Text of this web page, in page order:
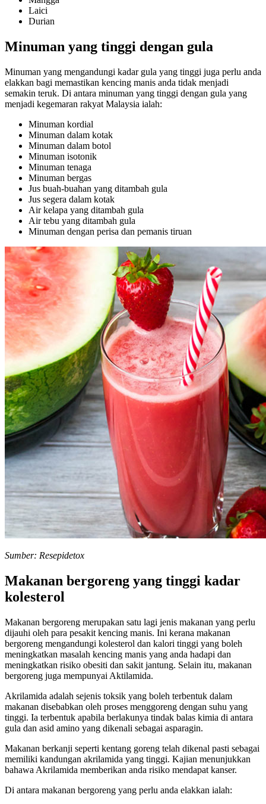
Laici
Durian
Minuman yang tinggi dengan gula
Minuman yang mengandungi kadar gula yang tinggi juga perlu anda
elakkan bagi memastikan kencing manis anda tidak menjadi
semakin teruk. Di antara minuman yang tinggi dengan gula yang
menjadi kegemaran rakyat Malaysia ialah:
Minuman kordial
Minuman dalam kotak
Minuman dalam botol
Minuman isotonik
Minuman tenaga
Minuman bergas
Jus buah-buahan yang ditambah gula
Jus segera dalam kotak
Air kelapa yang ditambah gula
Air tebu yang ditambah gula
Minuman dengan perisa dan pemanis tiruan
Sumber: Resepidetox
Makanan bergoreng yang tinggi kadar
kolesterol
Makanan bergoreng merupakan satu lagi jenis makanan yang perlu
dijauhi oleh para pesakit kencing manis. Ini kerana makanan
bergoreng mengandungi kolesterol dan kalori tinggi yang boleh
meningkatkan masalah kencing manis yang anda hadapi dan
meningkatkan risiko obesiti dan sakit jantung. Selain itu, makanan
bergoreng juga mempunyai Aktilamida.
Akrilamida adalah sejenis toksik yang boleh terbentuk dalam
makanan disebabkan oleh proses menggoreng dengan suhu yang
tinggi. Ia terbentuk apabila berlakunya tindak balas kimia di antara
gula dan asid amino yang dikenali sebagai asparagin.
Makanan berkanji seperti kentang goreng telah dikenal pasti sebagai
memiliki kandungan akrilamida yang tinggi. Kajian menunjukkan
bahawa Akrilamida memberikan anda risiko mendapat kanser.
Di antara makanan bergoreng yang perlu anda elakkan ialah: